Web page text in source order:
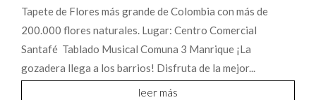
Tapete de Flores más grande de Colombia con más de
200.000 flores naturales. Lugar: Centro Comercial
Santafé Tablado Musical Comuna 3 Manrique ¡La
gozadera llega a los barrios! Disfruta de la mejor...
leer más